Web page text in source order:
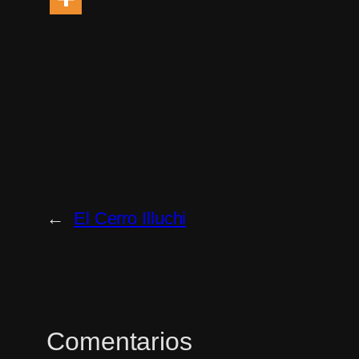
← El Cerro Illuchi
Comentarios